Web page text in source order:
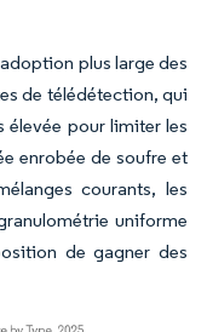
plus large des
de télédétection, qui
élevée pour limiter les
enrobée de soufre et
courants, les
uniforme
de gagner des